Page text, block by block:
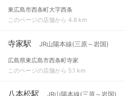
東広島市西条町大字西条
このページの店舗から 4.6 km
寺家駅 JR山陽本線(三原～岩国)
広島県東広島市西条町寺家
このページの店舗から 5.1 km
八本松駅 JR山陽本線(三原～岩国)